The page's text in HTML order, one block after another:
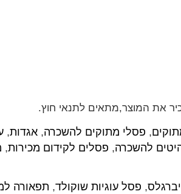
את המוצר,מתאים לתנאי חוץ.
, פסלי מתוקים להשכרה, אגדות,
להשכרה, פסלים לקידום מכירות,
, פסל עוגיות שוקולד, תפאורה